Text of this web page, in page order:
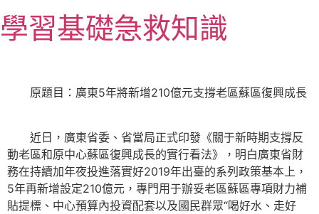
至
主
學習基礎急救知識
原題目：廣東5年將新增210億元支撐老區蘇區復興成長
近日，廣東省委、省當局正式印發《關于新時期支撐反
動老區和原中心蘇區復興成長的實行看法》，明白廣東省財
務在持續加年夜投進落實好2019年出臺的系列政策基本上，
5年再新增設定210億元，專門用于辦妥老區蘇區專項財力補
貼提標、中心預算內投資配套以及國民群眾“喝好水、走好